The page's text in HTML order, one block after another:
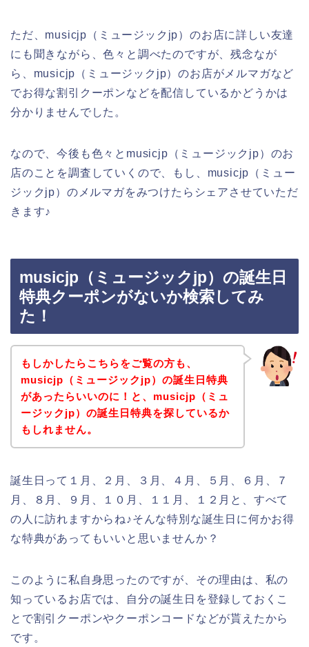
ただ、musicjp（ミュージックjp）のお店に詳しい友達
にも聞きながら、色々と調べたのですが、残念なが
ら、musicjp（ミュージックjp）のお店がメルマガなど
でお得な割引クーポンなどを配信しているかどうかは
分かりませんでした。
なので、今後も色々とmusicjp（ミュージックjp）のお
店のことを調査していくので、もし、musicjp（ミュー
ジックjp）のメルマガをみつけたらシェアさせていただ
きます♪
musicjp（ミュージックjp）の誕生日
特典クーポンがないか検索してみ
た！
もしかしたらこちらをご覧の方も、
musicjp（ミュージックjp）の誕生日特典
があったらいいのに！と、musicjp（ミュ
ージックjp）の誕生日特典を探しているか
もしれません。
誕生日って１月、２月、３月、４月、５月、６月、７
月、８月、９月、１０月、１１月、１２月と、すべて
の人に訪れますからね♪そんな特別な誕生日に何かお得
な特典があってもいいと思いませんか？
このように私自身思ったのですが、その理由は、私の
知っているお店では、自分の誕生日を登録しておくこ
とで割引クーポンやクーポンコードなどが貰えたから
です。